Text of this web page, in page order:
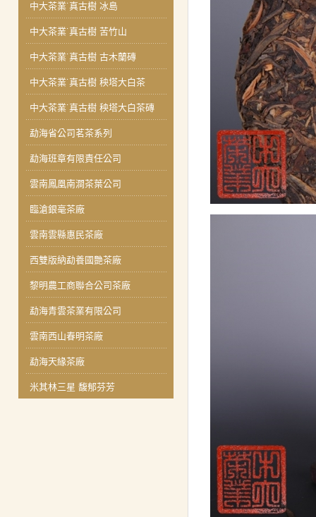
中大茶業˙真古樹 冰島
中大茶業˙真古樹 苦竹山
中大茶業˙真古樹 古木蘭磚
中大茶業˙真古樹 秧塔大白茶
中大茶業˙真古樹 秧塔大白茶磚
勐海省公司茗茶系列
勐海班章有限責任公司
雲南鳳凰南澗茶葉公司
臨滄銀毫茶廠
雲南雲縣惠民茶廠
西雙版納勐養國艷茶廠
黎明農工商聯合公司茶廠
勐海青雲茶業有限公司
雲南西山春明茶廠
勐海天緣茶廠
米其林三星 馥郁芬芳